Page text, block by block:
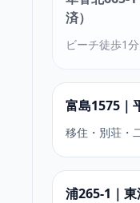
済）
ビーチ徒歩1
富島1575｜
移住・別荘・
浦265-1｜